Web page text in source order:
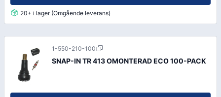
20+ i lager (Omgående leverans)
1-550-210-100
SNAP-IN TR 413 OMONTERAD ECO 100-PACK